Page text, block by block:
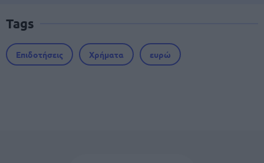
Tags
Επιδοτήσεις Χρήματα ευρώ